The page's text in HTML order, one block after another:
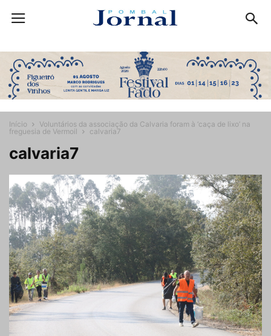
Início
Voluntários da associação da Calvaria foram à ‘caça de lixo’ na
freguesia de Vermoil
calvaria7
calvaria7